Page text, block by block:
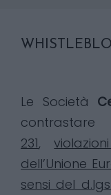
Le Società
contrastare
231,
dell’Unione
sensi del d.lgs